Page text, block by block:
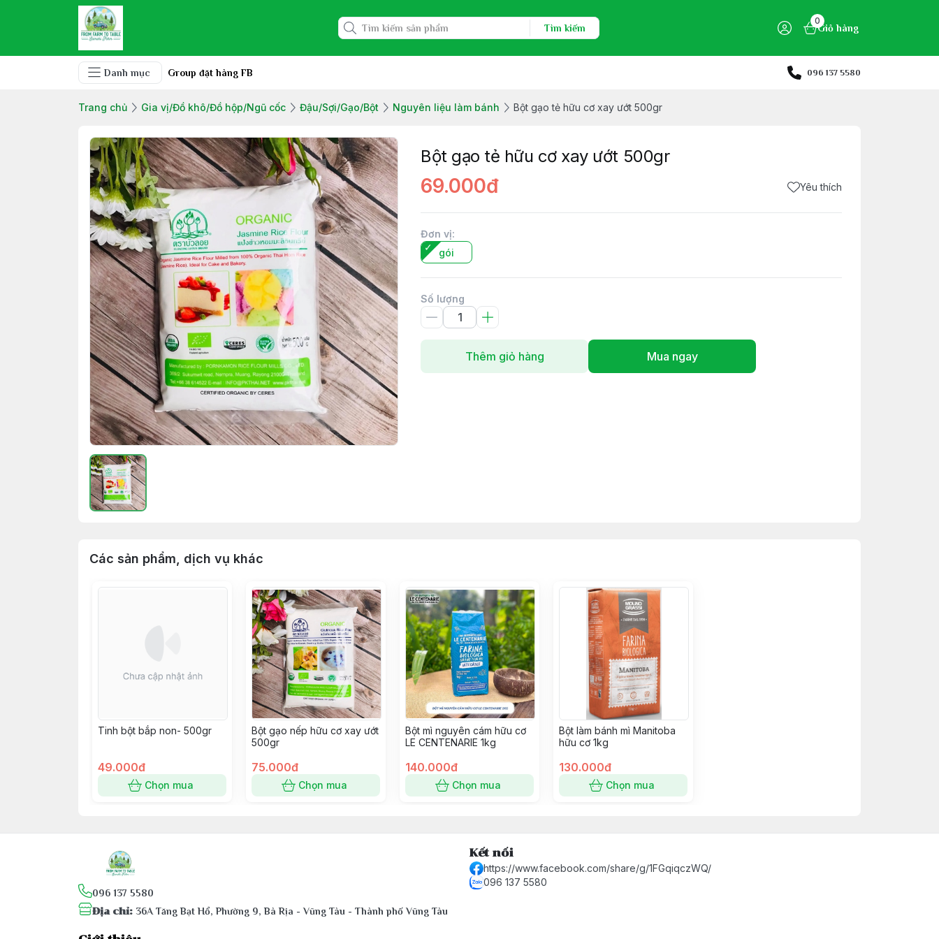
Tìm kiếm
0
Giỏ hàng
Danh mục Group đặt hàng FB 096 137 5580
Trang chủ Gia vị/Đồ khô/Đồ hộp/Ngũ cốc Đậu/Sợi/Gạo/Bột Nguyên liệu làm bánh Bột gạo tẻ hữu cơ xay ướt 500gr
Bột gạo tẻ hữu cơ xay ướt 500gr
69.000đ Yêu thích
Đơn vị:
gói
Số lượng
Thêm giỏ hàng Mua ngay
Các sản phẩm, dịch vụ khác
Tinh bột bắp non- 500gr
49.000đ
Chọn mua
Bột gạo nếp hữu cơ xay ướt
500gr
75.000đ
Chọn mua
Bột mì nguyên cám hữu cơ
LE CENTENARIE 1kg
140.000đ
Chọn mua
Bột làm bánh mì Manitoba
hữu cơ 1kg
130.000đ
Chọn mua
096 137 5580
Địa chỉ: 36A Tăng Bạt Hổ, Phường 9, Bà Rịa - Vũng Tàu - Thành phố Vũng Tàu
Kết nối
https://www.facebook.com/share/g/1FGqiqczWQ/
096 137 5580